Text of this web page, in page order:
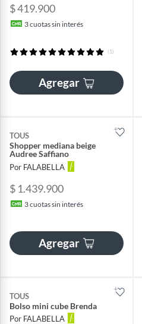
$ 419.900
3cuotas sin interés
(1)
Agregar
TOUS
Shopper mediana beige
Audree Saffiano
Por FALABELLA
$ 1.439.900
3cuotas sin interés
Agregar
TOUS
Bolso mini cube Brenda
Por FALABELLA